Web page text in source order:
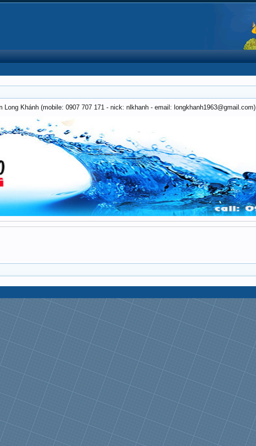
Long Khánh (mobile: 0907 707 171 - nick: nlkhanh - email: longkhanh1963@gmail.com)